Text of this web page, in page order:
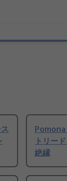
Pomona
トリー
絶縁